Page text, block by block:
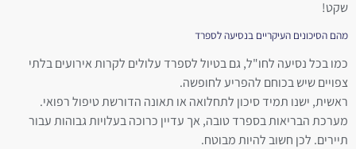
שקט!
מהם הסיכונים העיקריים בנסיעה לספרד
כמו בכל נסיעה לחו"ל, גם בטיול לספרד עלולים לקרות אירועים בלתי
צפויים שיש בכוחם להפריע לחופשה.
ראשית, ישנו תמיד סיכון לתחלואה או תאונה הדורשת טיפול רפואי.
מערכת הבריאות בספרד טובה, אך עדיין כרוכה בעלויות גבוהות עבור
תיירים. לכן חשוב להיות מבוטח.